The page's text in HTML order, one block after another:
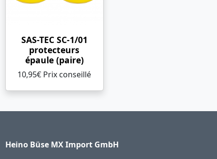
SAS-TEC SC-1/01
protecteurs
épaule (paire)
10,95€ Prix ​​conseillé
Heino Büse MX Import GmbH